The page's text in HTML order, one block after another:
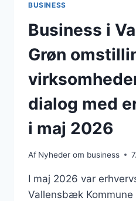
BUSINESS
Business i
Grøn
dialog med
i maj 2026
Af Nyheder om business
I maj 2026 var
Vallensbæk